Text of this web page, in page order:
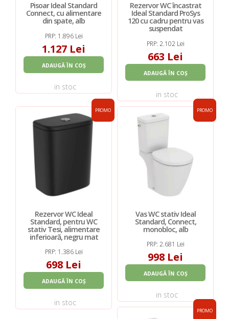
Pisoar Ideal Standard
Connect, cu alimentare
din spate, alb
PRP: 1.896 Lei
1.127 Lei
ADAUGĂ ÎN COȘ
in stoc
Rezervor WC încastrat
Ideal Standard ProSys
120 cu cadru pentru vas
suspendat
PRP: 2.102 Lei
663 Lei
ADAUGĂ ÎN COȘ
in stoc
PROMO
Rezervor WC Ideal
Standard, pentru WC
stativ Tesi, alimentare
inferioară, negru mat
PRP: 1.386 Lei
698 Lei
ADAUGĂ ÎN COȘ
in stoc
PROMO
Vas WC stativ Ideal
Standard, Connect,
monobloc, alb
PRP: 2.681 Lei
998 Lei
ADAUGĂ ÎN COȘ
in stoc
PROMO